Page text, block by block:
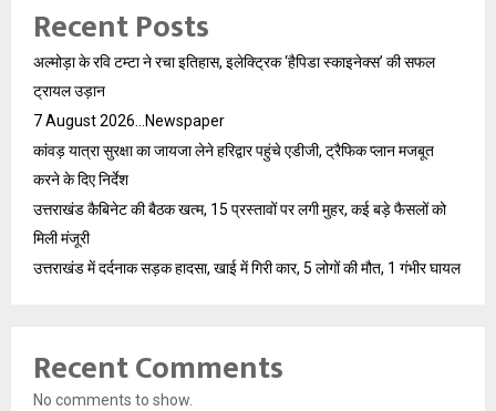
Recent Posts
अल्मोड़ा के रवि टम्टा ने रचा इतिहास, इलेक्ट्रिक ‘हैपिडा स्काइनेक्स’ की सफल
ट्रायल उड़ान
7 August 2026…Newspaper
कांवड़ यात्रा सुरक्षा का जायजा लेने हरिद्वार पहुंचे एडीजी, ट्रैफिक प्लान मजबूत
करने के दिए निर्देश
उत्तराखंड कैबिनेट की बैठक खत्म, 15 प्रस्तावों पर लगी मुहर, कई बड़े फैसलों को
मिली मंजूरी
उत्तराखंड में दर्दनाक सड़क हादसा, खाई में गिरी कार, 5 लोगों की मौत, 1 गंभीर घायल
Recent Comments
No comments to show.